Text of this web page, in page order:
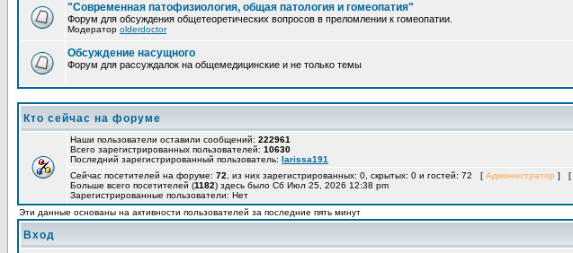
"Современная патофизиология, общая патология и гомеопатия"
Форум для обсуждения общетеоретических вопросов в преломлении к гомеопатии.
Модератор olderdoctor
Обсуждение насущного
Форум для рассуждалок на общемедицинские и не только темы
Кто сейчас на форуме
Наши пользователи оставили сообщений: 222961
Всего зарегистрированных пользователей: 10630
Последний зарегистрированный пользователь: larissa191
Сейчас посетителей на форуме: 72 , из них зарегистрированных: 0, скрытых: 0 и гостей: 72 [ Администратор ] [
Больше всего посетителей (1182) здесь было Сб Июл 25, 2026 12:38 pm
Зарегистрированные пользователи: Нет
Эти данные основаны на активности пользователей за последние пять минут
Вход